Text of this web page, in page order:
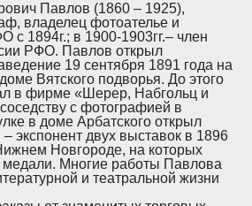
Павлов (1860 – 1925),
владелец фотоателье и
с 1894г.; в 1900-1903гг.– член
РФО. Павлов открыл
19 сентября 1891 года на
Вятского подворья. До этого
в фирме «Шерер, Набгольц и
с фотографией в
в доме Арбатского открыл
экспонент двух выставок в 1896
Новгороде, на которых
медали. Многие работы Павлова
и театральной жизни